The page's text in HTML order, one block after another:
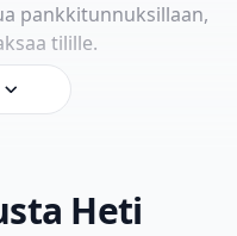
pankkitunnuksillaan,
tilille.
Heti